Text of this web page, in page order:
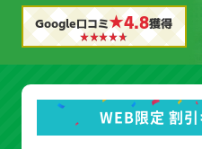
Google口コミ★4.8獲得
WEB限定 割